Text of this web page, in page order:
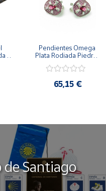
Pendientes Omega
Plata Rodiada Piedras
65,15 €
de Santiago